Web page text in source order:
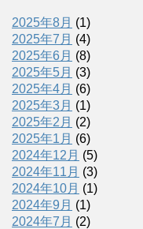
2025年8月 (1)
2025年7月 (4)
2025年6月 (8)
2025年5月 (3)
2025年4月 (6)
2025年3月 (1)
2025年2月 (2)
2025年1月 (6)
2024年12月 (5)
2024年11月 (3)
2024年10月 (1)
2024年9月 (1)
2024年7月 (2)